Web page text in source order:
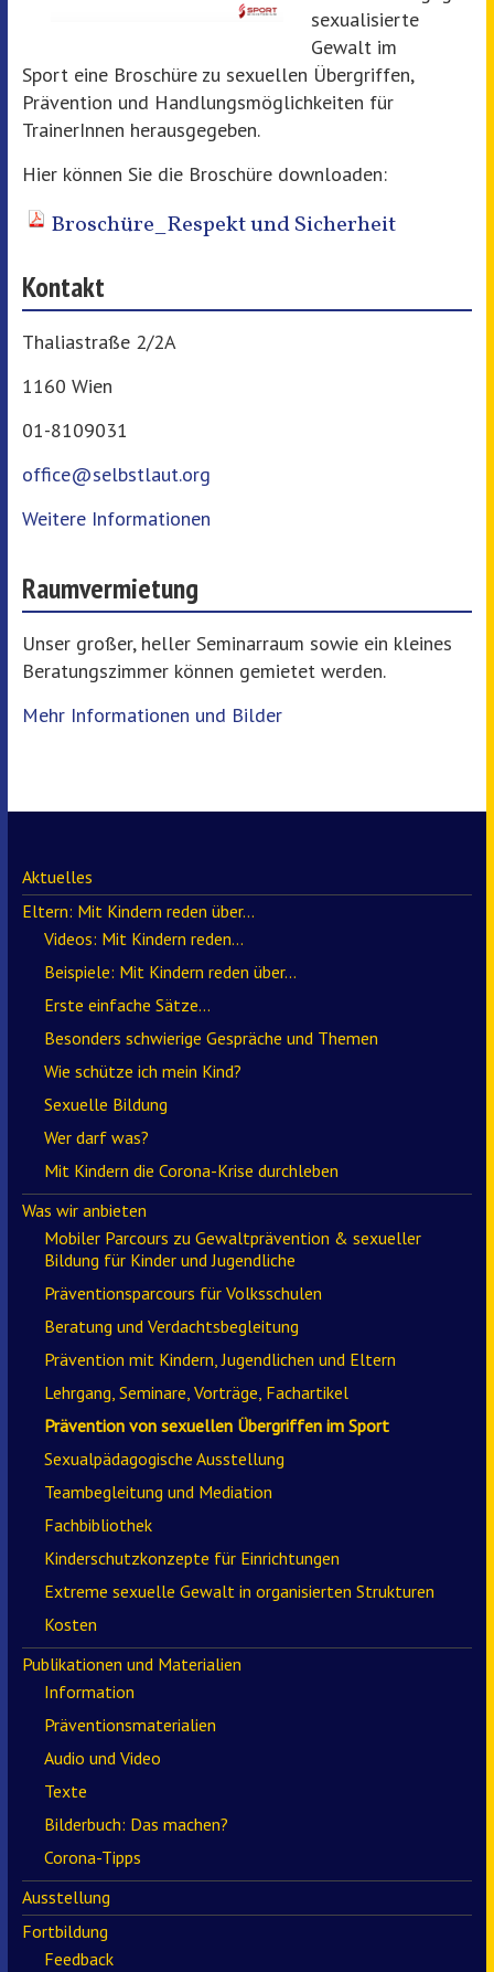
sexualisierte
Gewalt im
Sport eine Broschüre zu sexuellen Übergriffen,
Prävention und Handlungsmöglichkeiten für
TrainerInnen herausgegeben.
Hier können Sie die Broschüre downloaden:
Broschüre_Respekt und Sicherheit
Kontakt
Thaliastraße 2/2A
1160 Wien
01-8109031
office@selbstlaut.org
Weitere Informationen
Raumvermietung
Unser großer, heller Seminarraum sowie ein kleines
Beratungszimmer können gemietet werden.
Mehr Informationen und Bilder
Aktuelles
Eltern: Mit Kindern reden über…
Videos: Mit Kindern reden…
Beispiele: Mit Kindern reden über…
Erste einfache Sätze…
Besonders schwierige Gespräche und Themen
Wie schütze ich mein Kind?
Sexuelle Bildung
Wer darf was?
Mit Kindern die Corona-Krise durchleben
Was wir anbieten
Mobiler Parcours zu Gewaltprävention & sexueller
Bildung für Kinder und Jugendliche
Präventionsparcours für Volksschulen
Beratung und Verdachtsbegleitung
Prävention mit Kindern, Jugendlichen und Eltern
Lehrgang, Seminare, Vorträge, Fachartikel
Prävention von sexuellen Übergriffen im Sport
Sexualpädagogische Ausstellung
Teambegleitung und Mediation
Fachbibliothek
Kinderschutzkonzepte für Einrichtungen
Extreme sexuelle Gewalt in organisierten Strukturen
Kosten
Publikationen und Materialien
Information
Präventionsmaterialien
Audio und Video
Texte
Bilderbuch: Das machen?
Corona-Tipps
Ausstellung
Fortbildung
Feedback